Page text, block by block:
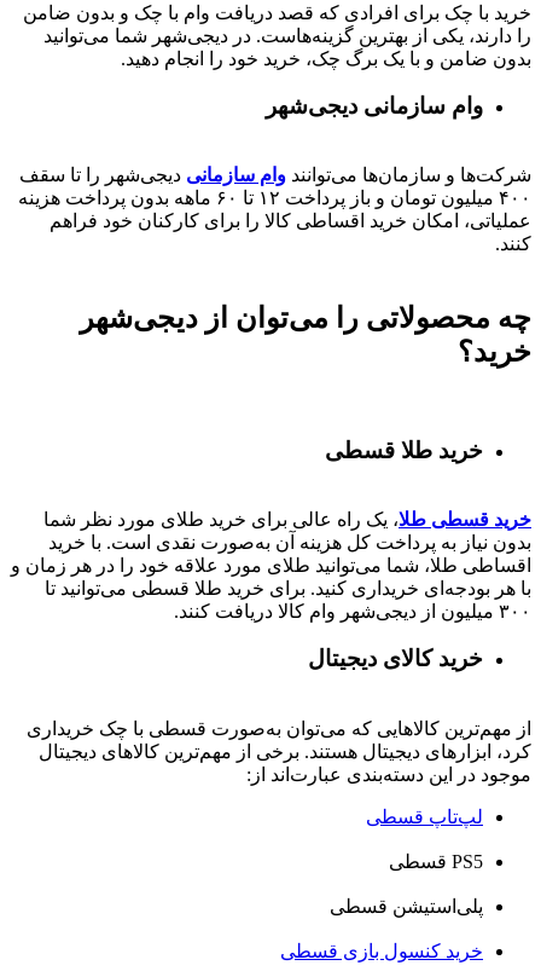
خرید با چک برای افرادی که قصد دریافت وام با چک و بدون ضامن
را دارند، یکی از بهترین گزینه‌هاست. در دیجی‌شهر شما می‌توانید
بدون ضامن و با یک برگ چک، خرید خود را انجام دهید.
وام سازمانی دیجی‌شهر
شرکت‌ها و سازمان‌ها می‌توانند وام سازمانی دیجی‌شهر را تا سقف
۴۰۰ میلیون تومان و باز پرداخت ۱۲ تا ۶۰
ماهه بدون پرداخت هزینه
عملیاتی، امکان خرید اقساطی کالا را برای کارکنان خود فراهم
کنند.
چه محصولاتی را می‌توان از دیجی‌شهر
خرید؟
خرید طلا قسطی
خرید قسطی طلا، یک راه عالی برای خرید طلای مورد نظر شما
بدون نیاز به پرداخت کل هزینه آن به‌صورت نقدی است. با خرید
اقساطی طلا، شما می‌توانید طلای مورد علاقه خود را در هر زمان و
با هر بودجه‌ای خریداری کنید. برای خرید طلا قسطی می‌توانید تا
۳۰۰ میلیون از دیجی‌شهر وام کالا دریافت کنند.
خرید کالای دیجیتال
از مهم‌ترین کالاهایی که می‌توان به‌صورت قسطی با چک خریداری
کرد، ابزارهای دیجیتال هستند. برخی از مهم‌ترین کالاهای دیجیتال
موجود در این دسته‌بندی عبارت‌اند از:
لپ‌تاپ قسطی
PS5 قسطی
پلی‌استیشن قسطی
خرید کنسول بازی قسطی